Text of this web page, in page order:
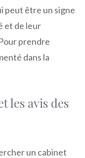
peut être un signe
et de leur
prendre
dans la
les avis des
un cabinet